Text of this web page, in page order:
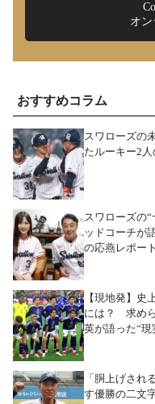
オ
おすすめコラム
スワローズの
たルーキー2人
スワローズの
ッドコーチが
の応燕レポート
【現地発】
には？ 求め
英が語った“現
「胴上げされ
す優勝の二文